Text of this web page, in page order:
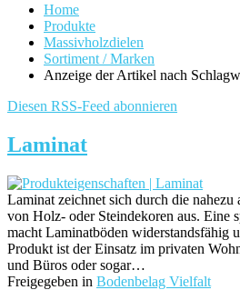
Home
Produkte
Massivholzdielen
Sortiment / Marken
Anzeige der Artikel nach
Diesen RSS-Feed abonnieren
Laminat
Laminat zeichnet sich durch die nahezu
von Holz- oder Steindekoren aus. Eine
macht Laminatböden widerstandsfähig
Produkt ist der Einsatz im privaten
und Büros oder sogar…
Freigegeben in Bodenbelag Vielfalt